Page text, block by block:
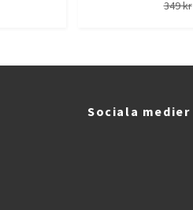
349 kr
Sociala medier